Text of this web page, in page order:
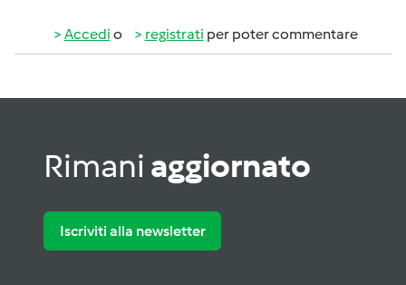
Accedi o registrati per poter commentare
Rimani aggiornato
Iscriviti alla newsletter